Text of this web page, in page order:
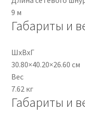
9 м
Габариты и
ШхВхГ
30.80×40.20×26.60 см
Вес
7.62 кг
Габариты и